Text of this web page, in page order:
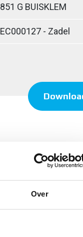
Over
851 G BUISKLEM
EC000127 - Zadel